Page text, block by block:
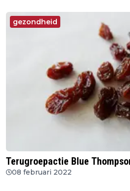
gezondheid
Terugroepactie Blue
08 februari 2022